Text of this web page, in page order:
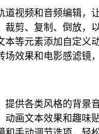
道视频和音频编辑，
裁剪、复制、倒放，
本等元素添加自定义
场效果和电影感滤镜
提供各类风格的背景
动画文本效果和趣味